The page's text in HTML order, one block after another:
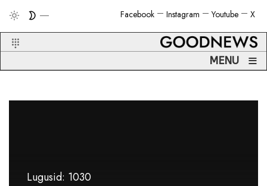
X
Youtube
Instagram
Facebook
MENU ≡
Lugusid: 1030